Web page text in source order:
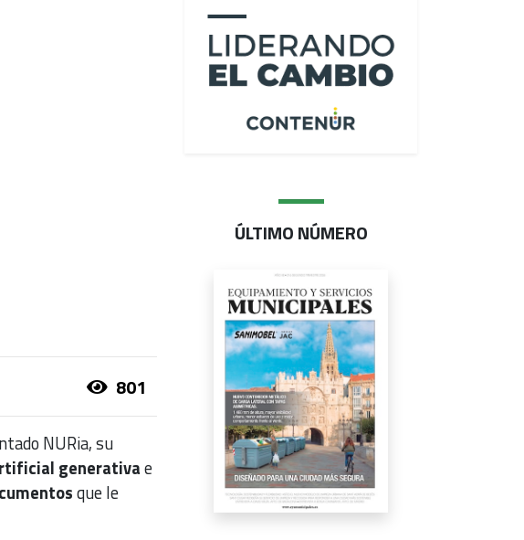
801
NURia, su
generativae
que le
ÚLTIMO NÚMERO